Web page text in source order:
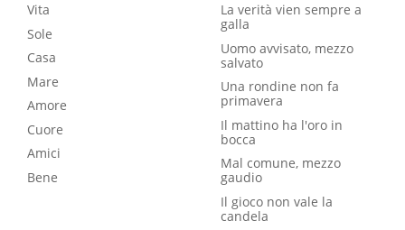
Vita
Sole
Casa
Mare
Amore
Cuore
Amici
Bene
La verità vien sempre a
galla
Uomo avvisato, mezzo
salvato
Una rondine non fa
primavera
Il mattino ha l'oro in
bocca
Mal comune, mezzo
gaudio
Il gioco non vale la
candela